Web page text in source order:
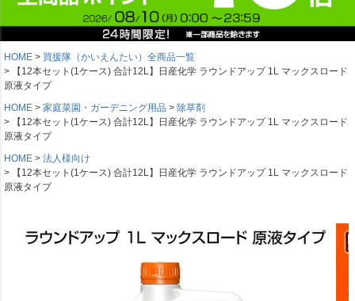
HOME
買援隊（かいえんたい）全商品一覧
【12本セット(1ケース) 合計12L】日産化学 ラウンドアップ 1L マックスロード
原液タイプ
HOME
家庭菜園・ガーデニング用品
除草剤
【12本セット(1ケース) 合計12L】日産化学 ラウンドアップ 1L マックスロード
原液タイプ
HOME
法人様向け
【12本セット(1ケース) 合計12L】日産化学 ラウンドアップ 1L マックスロード
原液タイプ